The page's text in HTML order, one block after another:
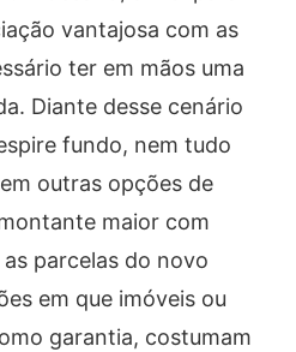
vantajosa com as
ter em mãos uma
Diante desse cenário
fundo, nem tudo
outras opções de
maior com
parcelas do novo
em que imóveis ou
garantia, costumam